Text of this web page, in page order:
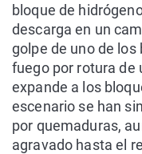
bloque de
descarga en un
golpe de uno de los
fuego por rotura de
expande a los
escenario se han
por quemaduras,
agravado hasta el